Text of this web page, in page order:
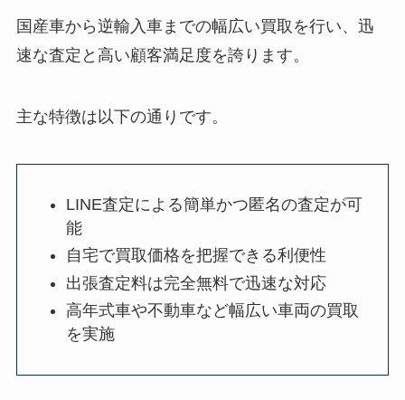
国産車から逆輸入車までの幅広い買取を行い、迅
速な査定と高い顧客満足度を誇ります。
主な特徴は以下の通りです。
LINE査定による簡単かつ匿名の査定が可
能
自宅で買取価格を把握できる利便性
出張査定料は完全無料で迅速な対応
高年式車や不動車など幅広い車両の買取
を実施